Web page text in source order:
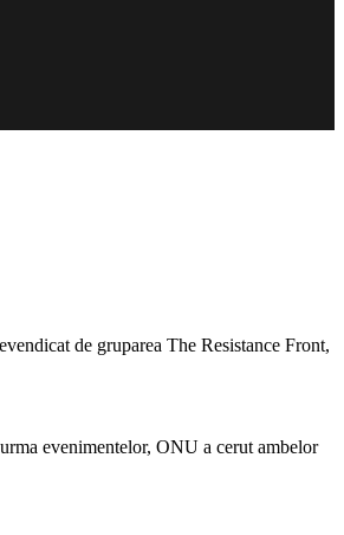
de gruparea The Resistance Front,
evenimentelor, ONU a cerut ambelor